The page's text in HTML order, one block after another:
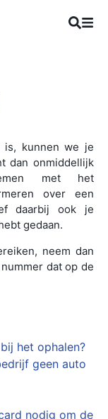
is, kunnen we je
dan onmiddellijk
met het
over een
daarbij ook je
gedaan.
neem dan
dat op de
het ophalen?
geen auto
nodig om de